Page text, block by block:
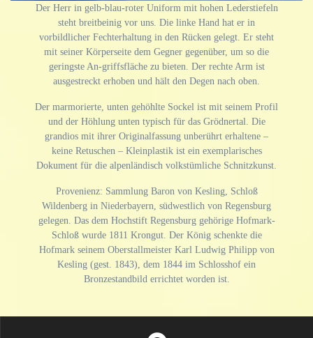
Der Herr in gelb-blau-roter Uniform mit hohen Lederstiefeln
steht breitbeinig vor uns. Die linke Hand hat er in
vorbildlicher Fechterhaltung in den Rücken gelegt. Er steht
mit seiner Körperseite dem Gegner gegenüber, um so die
geringste An-griffsfläche zu bieten. Der rechte Arm ist
ausgestreckt erhoben und hält den Degen nach oben.
Der marmorierte, unten gehöhlte Sockel ist mit seinem Profil
und der Höhlung unten typisch für das Grödnertal. Die
grandios mit ihrer Originalfassung unberührt erhaltene –
keine Retuschen – Kleinplastik ist ein exemplarisches
Dokument für die alpenländisch volkstümliche Schnitzkunst.
Provenienz: Sammlung Baron von Kesling, Schloß
Wildenberg in Niederbayern, südwestlich von Regensburg
gelegen. Das dem Hochstift Regensburg gehörige Hofmark-
Schloß wurde 1811 Krongut. Der König schenkte die
Hofmark seinem Oberstallmeister Karl Ludwig Philipp von
Kesling (gest. 1843), dem 1844 im Schlosshof ein
Bronzestandbild errichtet worden ist.